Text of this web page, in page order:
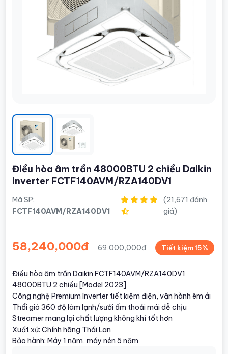
Điều hòa âm trần 48000BTU 2 chiều Daikin
inverter FCTF140AVM/RZA140DV1
Mã SP:
FCTF140AVM/RZA140DV1
(21,671 đánh
giá)
58,240,000đ 69,000,000đ Tiết kiệm 15%
Điều hòa âm trần Daikin FCTF140AVM/RZA140DV1
48000BTU 2 chiều [Model 2023]
Công nghệ Premium Inverter tiết kiệm điện, vận hành êm ái
Thổi gió 360 độ làm lạnh/sưởi ấm thoải mái dễ chịu
Streamer mang lại chất lượng không khí tốt hơn
Xuất xứ: Chính hãng Thái Lan
Bảo hành: Máy 1 năm, máy nén 5 năm